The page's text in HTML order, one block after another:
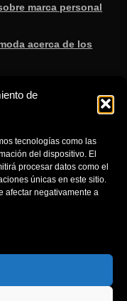
de
tecnologías como las
del dispositivo. El
procesar datos como el
únicas en este sitio.
afectar negativamente a
marca personal
acerca de los
para saber si lo
para aprender a
eres modelo.
y Publicidad en